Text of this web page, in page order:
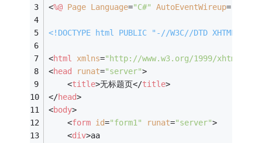
<%@ Page Language="C#" AutoEventWireup=
<!DOCTYPE html PUBLIC "-//W3C//DTD XHTML
<html xmlns="http://www.w3.org/1999/xhtml"
<head runat="server">
<title>无标题页</title>
</head>
<body>
<form id="form1" runat="server">
<div>aa